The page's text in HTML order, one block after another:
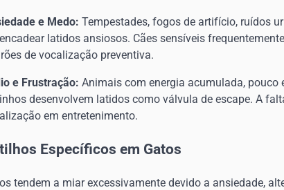
e Medo: Tempestades, fogos de artifício, ruídos
latidos ansiosos. Cães sensíveis
de vocalização preventiva.
e Frustração: Animais com energia acumulada,
desenvolvem latidos como válvula de escape. A
em entretenimento.
Específicos em Gatos
tendem a miar excessivamente devido a ansiedade,